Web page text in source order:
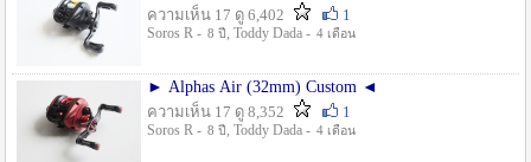
ความเห็น 17 ดู 6,402
1
Soros R - 8 ปี , Toddy Dada - 4 เดือน
► Alphas Air (32mm) Custom ◄
ความเห็น 17 ดู 8,352
1
Soros R - 8 ปี , Toddy Dada - 4 เดือน